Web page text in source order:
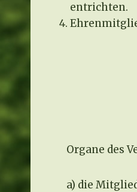
entrichten.
Organe des
a) die